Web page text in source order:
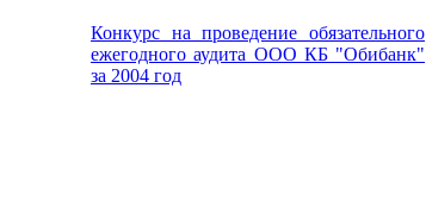
Конкурс на проведение обязательного
ежегодного аудита ООО КБ "Обибанк"
за 2004 год